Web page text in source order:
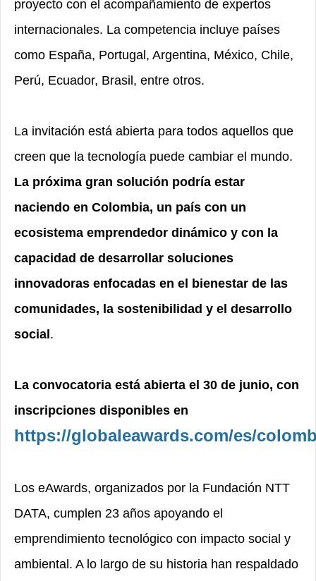
proyecto con el acompañamiento de expertos
internacionales. La competencia incluye países
como España, Portugal, Argentina, México, Chile,
Perú, Ecuador, Brasil, entre otros.
La invitación está abierta para todos aquellos que
creen que la tecnología puede cambiar el mundo.
La próxima gran solución podría estar
naciendo en Colombia, un país con un
ecosistema emprendedor dinámico y con la
capacidad de desarrollar soluciones
innovadoras enfocadas en el bienestar de las
comunidades, la sostenibilidad y el desarrollo
social.
La convocatoria está abierta el 30 de junio, con
inscripciones disponibles en
https://globaleawards.com/es/
Los eAwards, organizados por la Fundación NTT
DATA, cumplen 23 años apoyando el
emprendimiento tecnológico con impacto social y
ambiental. A lo largo de su historia han respaldado